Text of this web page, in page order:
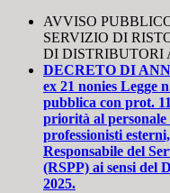
AVVISO
SERVIZIO DI
DI DISTRIBUTORI
DECRETO DI
ex 21 nonies Legge
pubblica con prot.
priorità al
professionisti
Responsabile del
(RSPP) ai sensi del
2025.